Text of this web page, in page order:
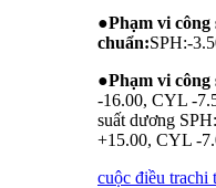
●Phạm vi công
chuẩn:SPH:-
●Phạm vi công
-16.00, CYL -
suất dương
+15.00, CYL -
cuộc điều trachi